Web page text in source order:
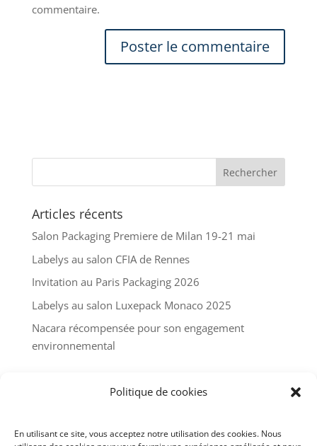
Politique de cookies
En utilisant ce site, vous acceptez notre utilisation des cookies. Nous
commentaire.
Articles récents
Salon Packaging Premiere de Milan 19-21 mai
Labelys au salon CFIA de Rennes
Invitation au Paris Packaging 2026
Labelys au salon Luxepack Monaco 2025
Nacara récompensée pour son engagement
environnemental